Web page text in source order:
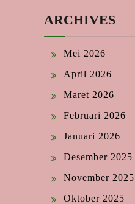
ARCHIVES
Mei 2026
April 2026
Maret 2026
Februari 2026
Januari 2026
Desember 2025
November 2025
Oktober 2025